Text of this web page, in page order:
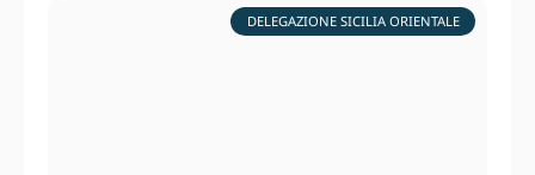
DELEGAZIONE SICILIA ORIENTALE